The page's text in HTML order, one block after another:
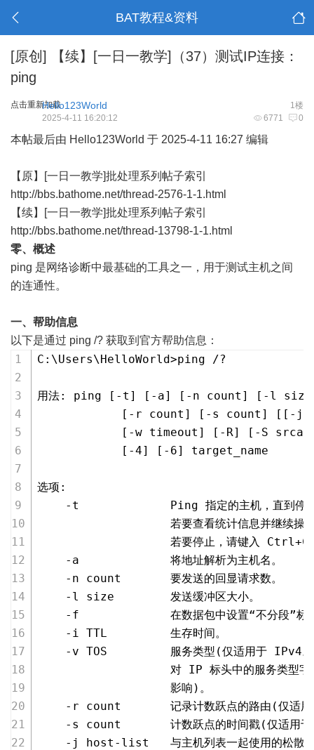
BAT教程&资料
[原创]
【续】[一日一教学]（37）测试IP连接：
ping
点击重新加载 1楼
Hello123World
6771 0
2025-4-11 16:20:12
本帖最后由 Hello123World 于 2025-4-11 16:27 编辑
【原】[一日一教学]批处理系列帖子索引
http://bbs.bathome.net/thread-2576-1-1.html
【续】[一日一教学]批处理系列帖子索引
http://bbs.bathome.net/thread-13798-1-1.html
零、概述
ping 是网络诊断中最基础的工具之一，用于测试主机之间
的连通性。
一、帮助信息
以下是通过 ping /? 获取到官方帮助信息：
C:\Users\HelloWorld>ping /?
用法: ping [-t] [-a] [-n count] [-l
[-r count] [-s count] [[-j
[-w timeout] [-R] [-S
            [-4] [-6] target_name
选项:
-t             Ping 指定的主机，直到停
若要查看统计信息并继续操
若要停止，请键入 Ctrl+C
    -a             将地址解析为主机名。
    -n count       要发送的回显请求数。
    -l size        发送缓冲区大小。
-f             在数据包中设置“不分段”标
    -i TTL         生存时间。
-v TOS         服务类型(仅适用于 IPv4。
对 IP 标头中的服务类型字
                   影响)。
-r count       记录计数跃点的路由(仅适
-s count       计数跃点的时间戳(仅适用
-j host-list   与主机列表一起使用的松散